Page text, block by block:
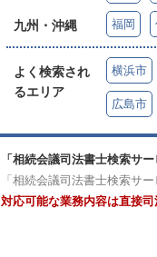
九州・沖縄 福岡
よく検索され
るエリア
横浜市
広島市
「相続会議司法書士検索サ
「相続会議司法書士検索サ
対応可能な業務内容は直接